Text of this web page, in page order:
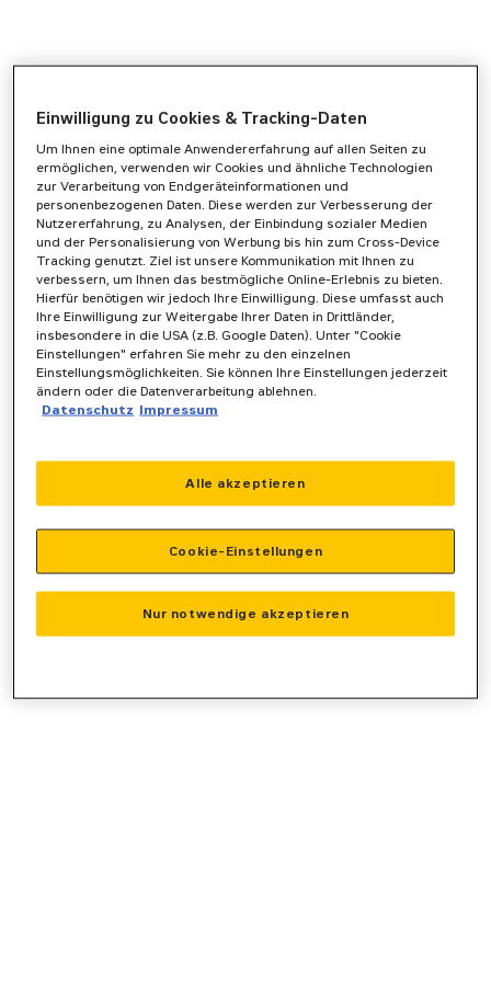
Application error: aclient-side exception has occurred while
www.zeppelin-powersystems.com
Einwilligung zu Cookies & Tracking-Daten
Um Ihnen eine optimale Anwendererfahrung auf allen Seiten zu
ermöglichen, verwenden wir Cookies und ähnliche Technologien
zur Verarbeitung von Endgeräteinformationen und
personenbezogenen Daten. Diese werden zur Verbesserung der
Nutzererfahrung, zu Analysen, der Einbindung sozialer Medien
und der Personalisierung von Werbung bis hin zum Cross-Device
Tracking genutzt. Ziel ist unsere Kommunikation mit Ihnen zu
verbessern, um Ihnen das bestmögliche Online-Erlebnis zu bieten.
Hierfür benötigen wir jedoch Ihre Einwilligung. Diese umfasst auch
Ihre Einwilligung zur Weitergabe Ihrer Daten in Drittländer,
insbesondere in die USA (z.B. Google Daten). Unter "Cookie
Einstellungen" erfahren Sie mehr zu den einzelnen
Einstellungsmöglichkeiten. Sie können Ihre Einstellungen jederzeit
ändern oder die Datenverarbeitung ablehnen.
Datenschutz Impressum
Nur notwendige akzeptieren
Alle akzeptieren
Cookie-Einstellungen